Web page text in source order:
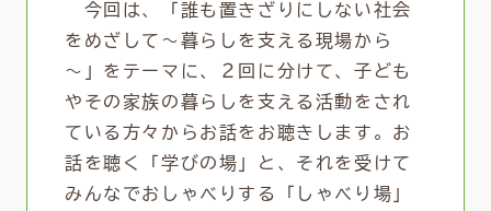
今回は、「誰も置きざりにしない社会
をめざして～暮らしを支える現場から
～」をテーマに、２回に分けて、子ども
やその家族の暮らしを支える活動をされ
ている方々からお話をお聴きします。お
話を聴く「学びの場」と、それを受けて
みんなでおしゃべりする「しゃべり場」